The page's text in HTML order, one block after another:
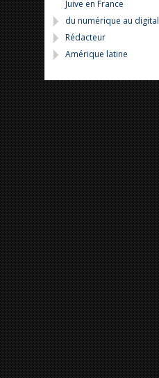
Juive en France
du numérique au digital
Rédacteur
Amérique latine